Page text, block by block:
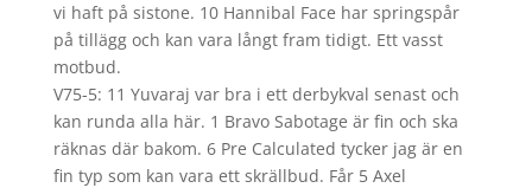
vi haft på sistone. 10 Hannibal Face har springspår
på tillägg och kan vara långt fram tidigt. Ett vasst
motbud.
V75-5: 11 Yuvaraj var bra i ett derbykval senast och
kan runda alla här. 1 Bravo Sabotage är fin och ska
räknas där bakom. 6 Pre Calculated tycker jag är en
fin typ som kan vara ett skrällbud. Får 5 Axel